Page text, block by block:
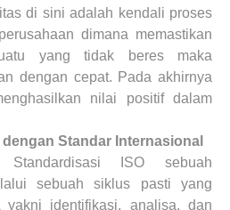
di sini adalah kendali proses
dimana memastikan
yang tidak beres maka
dengan cepat. Pada akhirnya
nilai positif dalam
Standar Internasional
Standardisasi ISO sebuah
sebuah siklus pasti yang
identifikasi, analisa, dan